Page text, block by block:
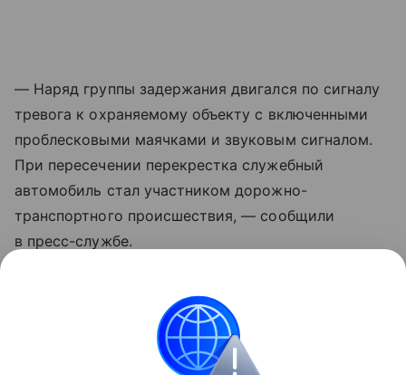
— Наряд группы задержания двигался по сигналу
тревога к охраняемому объекту с включенными
проблесковыми маячками и звуковым сигналом.
При пересечении перекрестка служебный
автомобиль стал участником дорожно-
транспортного происшествия, — сообщили
в пресс-службе.